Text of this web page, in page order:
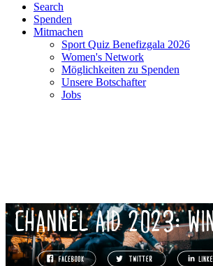
Search
Spenden
Mitmachen
Sport Quiz Benefizgala 2026
Women's Network
Möglichkeiten zu Spenden
Unsere Botschafter
Jobs
CHANNEL AID 2023: